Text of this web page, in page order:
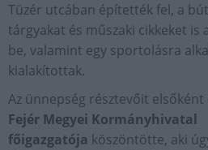
Tüzér utcában építették fel, a
tárgyakat és műszaki cikkeket is
be, valamint egy sportolásra
kialakítottak.
Az ünnepség résztevőit elsőként
Fejér Megyei Kormányhivatal
főigazgatója köszöntötte, aki